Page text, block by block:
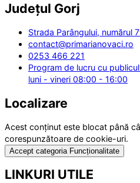
Județul Gorj
Strada Parângului, numărul
contact@primarianovaci.ro
0253 466 221
Program de lucru cu
luni - vineri 08:00 - 16:00
Localizare
Acest conținut este blocat până
corespunzătoare de cookie-uri.
Accept categoria Funcționalitate
LINKURI UTILE